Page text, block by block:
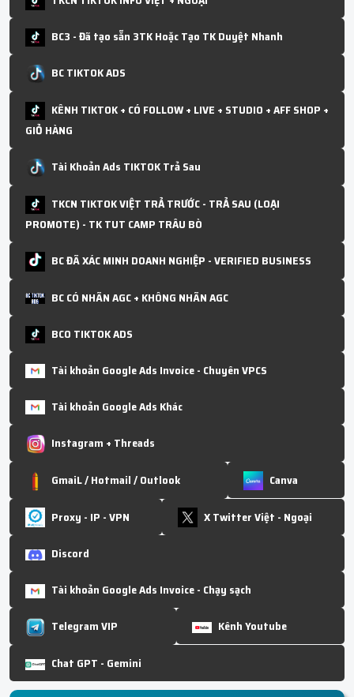
BC3 - Đã tạo sẵn 3TK Hoặc Tạo TK Duyệt Nhanh
BC TIKTOK ADS
KÊNH TIKTOK + CÓ FOLLOW + LIVE + STUDIO + AFF SHOP +
GIỎ HÀNG
Tài Khoản Ads TIKTOK Trả Sau
TKCN TIKTOK VIỆT TRẢ TRƯỚC - TRẢ SAU (LOẠI
PROMOTE) - TK TUT CAMP TRÂU BÒ
BC ĐÃ XÁC MINH DOANH NGHIỆP - VERIFIED BUSINESS
BC CÓ NHÃN AGC + KHÔNG NHÃN AGC
BC0 TIKTOK ADS
Tài khoản Google Ads Invoice - Chuyên VPCS
Tài khoản Google Ads Khác
Instagram + Threads
GmaiL / Hotmail / Outlook Canva
Proxy - IP - VPN X Twitter Việt - Ngoại
Discord
Tài khoản Google Ads Invoice - Chạy sạch
Telegram VIP Kênh Youtube
Chat GPT - Gemini